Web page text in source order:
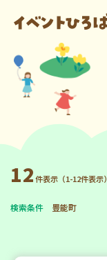
12件表示（1-12件表示）
検索条件 豊能町